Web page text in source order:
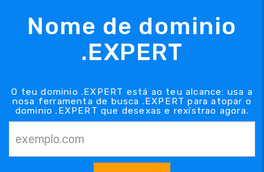
Nome de dominio
.EXPERT
O teu dominio .EXPERT está ao teu alcance: usa a
nosa ferramenta de busca .EXPERT para atopar o
dominio .EXPERT que desexas e rexístrao agora.